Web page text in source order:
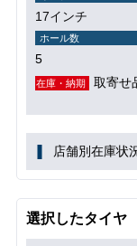
17インチ
ホール数
5
在庫・納期 取寄せ
店舗別在庫状
選択したタイヤ